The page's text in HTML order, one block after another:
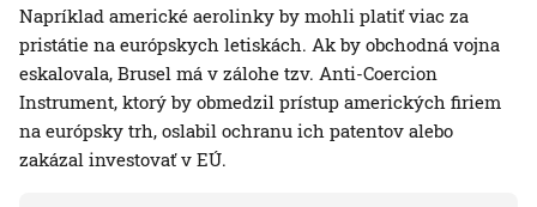
Napríklad americké aerolinky by mohli platiť viac za
pristátie na európskych letiskách. Ak by obchodná vojna
eskalovala, Brusel má v zálohe tzv. Anti-Coercion
Instrument, ktorý by obmedzil prístup amerických firiem
na európsky trh, oslabil ochranu ich patentov alebo
zakázal investovať v EÚ.